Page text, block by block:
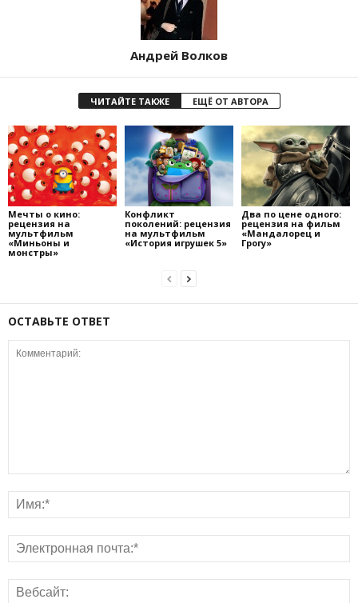
Андрей Волков
ЧИТАЙТЕ ТАКЖЕ ЕЩЁ ОТ АВТОРА
Мечты о кино:
рецензия на
мультфильм
«Миньоны и
монстры»
Конфликт
поколений: рецензия
на мультфильм
«История игрушек 5»
Два по цене одного:
рецензия на фильм
«Мандалорец и
Грогу»
ОСТАВЬТЕ ОТВЕТ